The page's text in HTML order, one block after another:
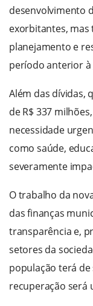
desenvolvimento
exorbitantes,
planejamento e
período anterior à
Além das dívidas,
de R$ 337
necessidade
como saúde,
severamente
O trabalho da
das finanças
transparência e,
setores da
população terá
recuperação será